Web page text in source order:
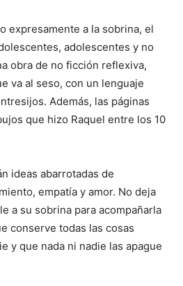
expresamente a la sobrina, el
adolescentes y no
obra de no ficción reflexiva,
va al seso, con un lenguaje
Además, las páginas
que hizo Raquel entre los 10
ideas abarrotadas de
empatía y amor. No deja
a su sobrina para acompañarla
conserve todas las cosas
y que nada ni nadie las apague